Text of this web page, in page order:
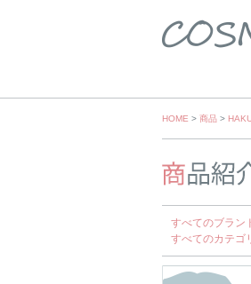
Skip
HOME > 商品 >
すべてのブラン
すべてのカテゴ